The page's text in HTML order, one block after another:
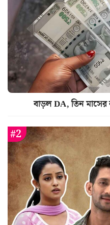
বাড়ল DA, তিন মাসের